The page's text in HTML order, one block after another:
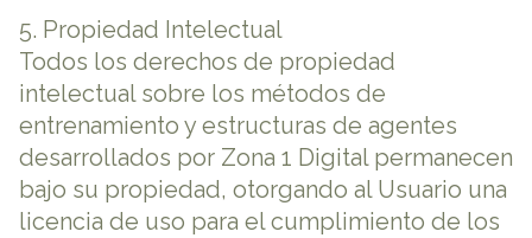
5. Propiedad Intelectual
Todos los derechos de propiedad
intelectual sobre los métodos de
entrenamiento y estructuras de agentes
desarrollados por Zona 1 Digital permanecen
bajo su propiedad, otorgando al Usuario una
licencia de uso para el cumplimiento de los